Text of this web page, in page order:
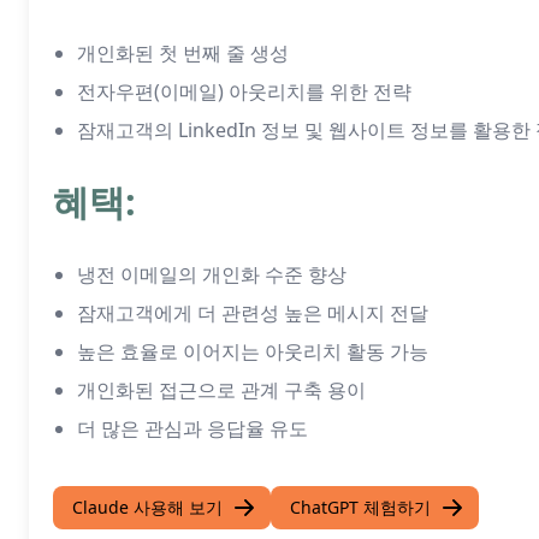
개인화된 첫 번째 줄 생성
전자우편(이메일) 아웃리치를 위한 전략
잠재고객의 LinkedIn 정보 및 웹사이트 정보를 활용한
혜택:
냉전 이메일의 개인화 수준 향상
잠재고객에게 더 관련성 높은 메시지 전달
높은 효율로 이어지는 아웃리치 활동 가능
개인화된 접근으로 관계 구축 용이
더 많은 관심과 응답율 유도
Claude 사용해 보기 ChatGPT 체험하기